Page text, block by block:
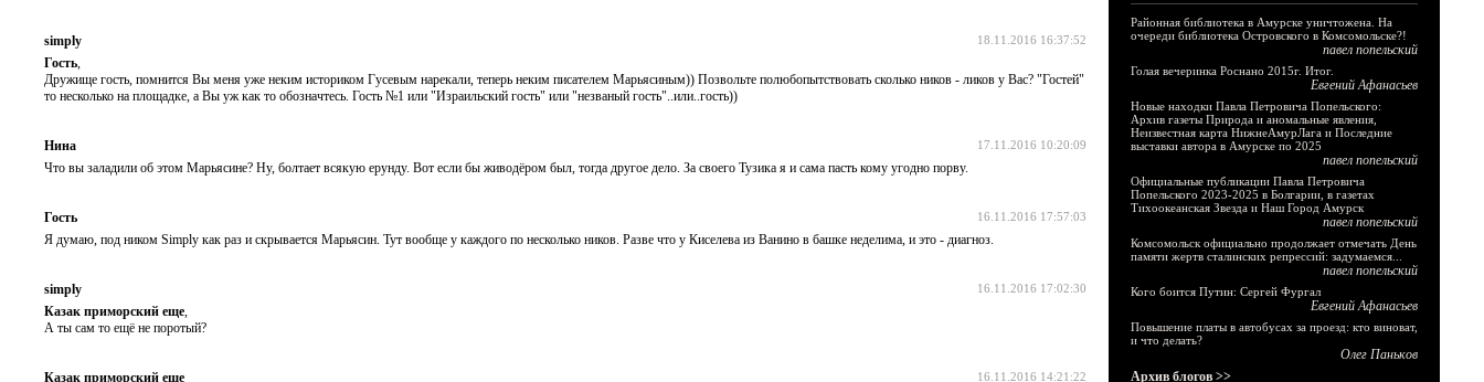
18.11.2016 16:37:52
simply
Гость
Дружище гость, помнится Вы меня уже неким историком Гусевым нарекали, теперь неким писателем Марьясиным)) Позвольте полюбопытствовать сколько ников - ликов у Вас? "Гостей"
то несколько на площадке, а Вы уж как то обозначтесь. Гость №1 или "Израильский гость" или "незваный гость"..или..гость))
17.11.2016 10:20:09
Нина
Что вы заладили об этом Марьясине? Ну, болтает всякую ерунду. Вот если бы живодёром был, тогда другое дело. За своего Тузика я и сама пасть кому угодно порву.
16.11.2016 17:57:03
Гость
Я думаю, под ником Simply как раз и скрывается Марьясин. Тут вообще у каждого по несколько ников. Разве что у Киселева из Ванино в башке неделима, и это - диагноз.
16.11.2016 17:02:30
simply
Казак приморский еще
А ты сам то ещё не поротый?
16.11.2016 14:21:22
Казак приморский еще
Районная библиотека в Амурске уничтожена. На
очереди библиотека Островского в Комсомольске?!
павел попельский
Голая вечеринка Роснано 2015г. Итог.
Евгений Афанасьев
Новые находки Павла Петровича Попельского:
Архив газеты Природа и аномальные явления,
Неизвестная карта НижнеАмурЛага и Последние
выставки автора в Амурске по 2025
павел попельский
Официальные публикации Павла Петровича
Попельского 2023-2025 в Болгарии, в газетах
Тихоокеанская Звезда и Наш Город Амурск
павел попельский
Комсомольск официально продолжает отмечать День
памяти жертв сталинских репрессий: задумаемся...
павел попельский
Кого боится Путин: Сергей Фургал
Евгений Афанасьев
Повышение платы в автобусах за проезд: кто виноват,
и что делать?
Олег Паньков
Архив блогов >>